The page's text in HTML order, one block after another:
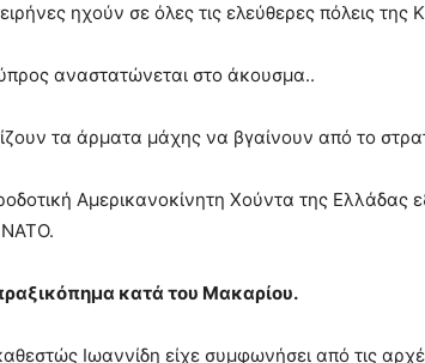
ηχούν σε όλες τις ελεύθερες πόλεις της
αναστατώνεται στο άκουσμα..
τα άρματα μάχης να βγαίνουν από το
Αμερικανοκίνητη Χούντα της Ελλάδας
κατά του Μακαρίου.
Ιωαννίδη είχε συμφωνήσει από τις